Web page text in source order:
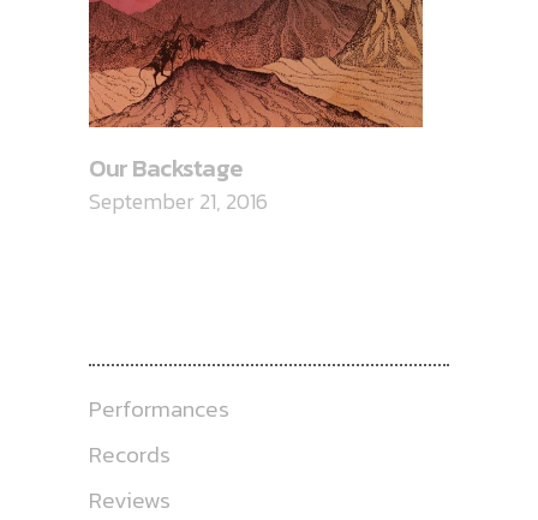
Our Backstage
September 21, 2016
Performances
Records
Reviews